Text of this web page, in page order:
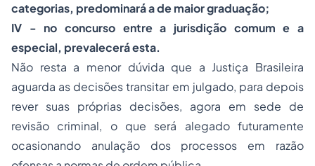
categorias, predominará a de maior graduação;
IV - no concurso entre a jurisdição comum e a
especial, prevalecerá esta.
Não resta a menor dúvida que a Justiça Brasileira
aguarda as decisões transitar em julgado, para depois
rever suas próprias decisões, agora em sede de
revisão criminal, o que será alegado futuramente
ocasionando anulação dos processos em razão